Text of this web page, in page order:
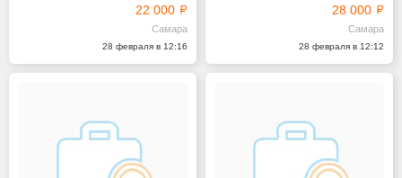
22 000
Самара
28 февраля в 12:16
28 000
Самара
28 февраля в 12:12